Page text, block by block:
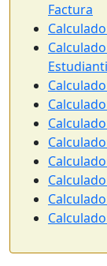
Factura